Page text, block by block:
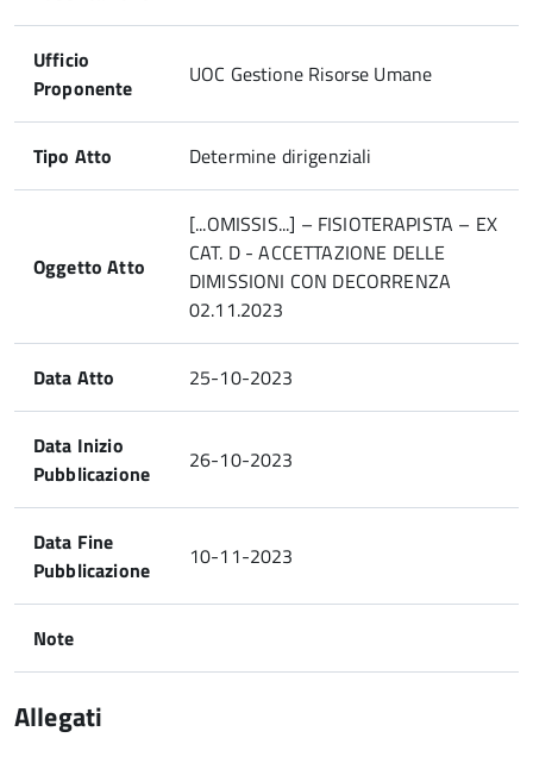
Ufficio
Proponente
UOC Gestione Risorse Umane
Tipo Atto Determine dirigenziali
Oggetto Atto
[...OMISSIS...] – FISIOTERAPISTA – EX
CAT. D - ACCETTAZIONE DELLE
DIMISSIONI CON DECORRENZA
02.11.2023
Data Atto 25-10-2023
Data Inizio
Pubblicazione
26-10-2023
Data Fine
Pubblicazione
10-11-2023
Note
Allegati